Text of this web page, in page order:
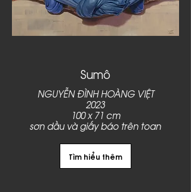
Sumô
NGUYỄN ĐÌNH HOÀNG VIỆT
2023
100 x 71 cm
sơn dầu và giấy báo trên toan
Tìm hiểu thêm